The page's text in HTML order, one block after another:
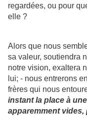
regardées, ou pour
elle ?
Alors que nous
sa valeur, soutiendra
notre vision, exaltera
lui; - nous entrerons
frères qui nous
instant la place à
apparemment vides,